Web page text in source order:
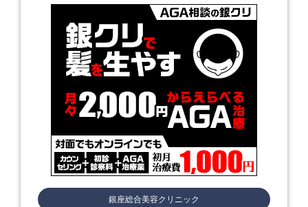
銀座総合美容クリニック